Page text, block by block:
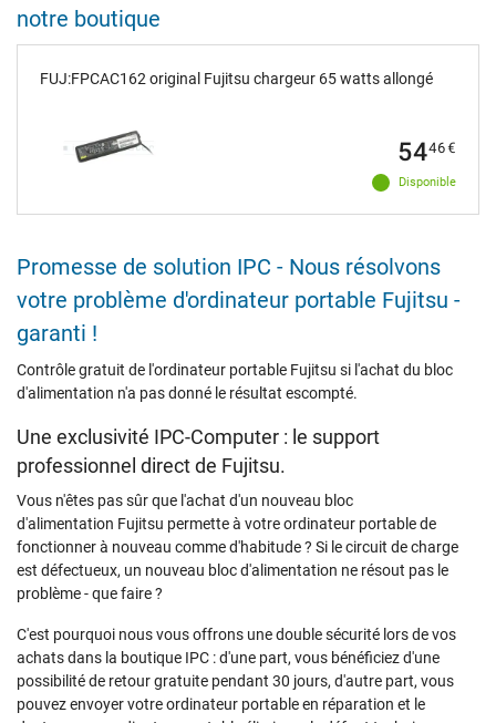
notre boutique
FUJ:FPCAC162 original Fujitsu chargeur 65 watts allongé
Disponible
5446€
Promesse de solution IPC - Nous résolvons
votre problème d'ordinateur portable Fujitsu -
garanti !
Contrôle gratuit de l'ordinateur portable Fujitsu si l'achat du bloc
d'alimentation n'a pas donné le résultat escompté.
Une exclusivité IPC-Computer : le support
professionnel direct de Fujitsu.
Vous n'êtes pas sûr que l'achat d'un nouveau bloc
d'alimentation Fujitsu permette à votre ordinateur portable de
fonctionner à nouveau comme d'habitude ? Si le circuit de charge
est défectueux, un nouveau bloc d'alimentation ne résout pas le
problème - que faire ?
C'est pourquoi nous vous offrons une double sécurité lors de vos
achats dans la boutique IPC : d'une part, vous bénéficiez d'une
possibilité de retour gratuite pendant 30 jours, d'autre part, vous
pouvez envoyer votre ordinateur portable en réparation et le